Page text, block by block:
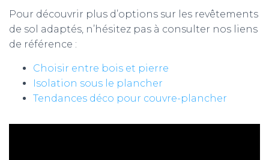
Pour découvrir plus d’options sur les revêtements
de sol adaptés, n’hésitez pas à consulter nos liens
de référence :
Choisir entre bois et pierre
Isolation sous le plancher
Tendances déco pour couvre-plancher